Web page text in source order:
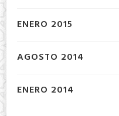
ENERO 2015
AGOSTO 2014
ENERO 2014